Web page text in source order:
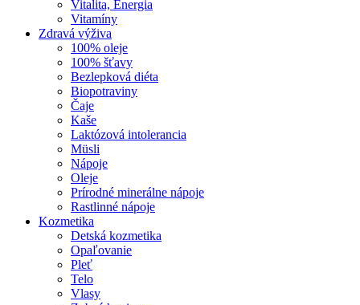
Vitalita, Energia
Vitamíny
Zdravá výživa
100% oleje
100% šťavy
Bezlepková diéta
Biopotraviny
Čaje
Kaše
Laktózová intolerancia
Müsli
Nápoje
Oleje
Prírodné minerálne nápoje
Rastlinné nápoje
Kozmetika
Detská kozmetika
Opaľovanie
Pleť
Telo
Vlasy